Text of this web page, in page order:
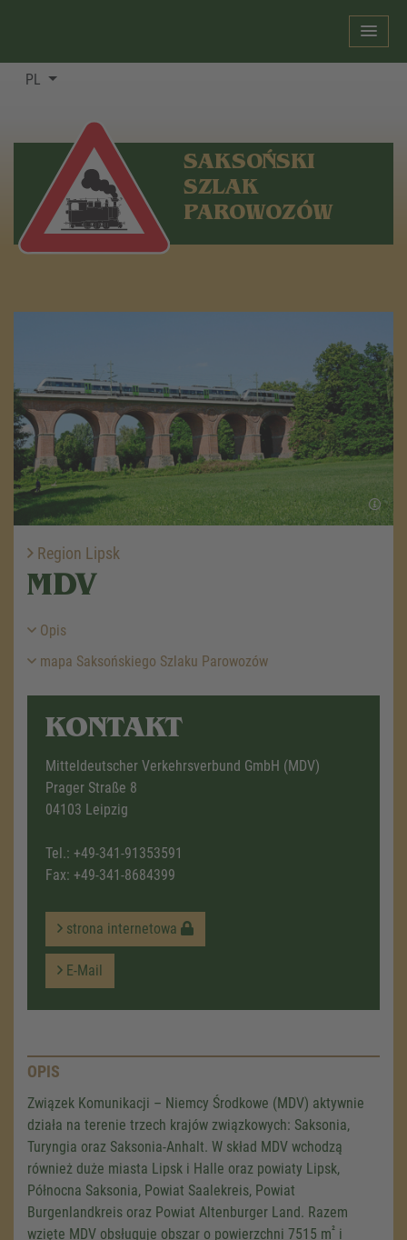
PL
SAKSOŃSKI
SZLAK
PAROWOZÓW
Region Lipsk
MDV
Opis
mapa Saksońskiego Szlaku Parowozów
KONTAKT
Mitteldeutscher Verkehrsverbund GmbH (MDV)
Prager Straße 8
04103 Leipzig
Tel.: +49-341-91353591
Fax: +49-341-8684399
strona internetowa
E-Mail
OPIS
Związek Komunikacji – Niemcy Środkowe (MDV) aktywnie
działa na terenie trzech krajów związkowych: Saksonia,
Turyngia oraz Saksonia-Anhalt. W skład MDV wchodzą
również duże miasta Lipsk i Halle oraz powiaty Lipsk,
Północna Saksonia, Powiat Saalekreis, Powiat
Burgenlandkreis oraz Powiat Altenburger Land. Razem
wzięte MDV obsługuje obszar o powierzchni 7515 m² i